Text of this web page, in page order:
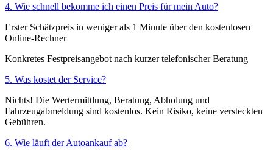
4. Wie schnell bekomme ich einen Preis für mein Auto?
Erster Schätzpreis in weniger als 1 Minute über den kostenlosen
Online-Rechner
Konkretes Festpreisangebot nach kurzer telefonischer Beratung
5. Was kostet der Service?
Nichts! Die Wertermittlung, Beratung, Abholung und
Fahrzeugabmeldung sind kostenlos. Kein Risiko, keine versteckten
Gebühren.
6. Wie läuft der Autoankauf ab?